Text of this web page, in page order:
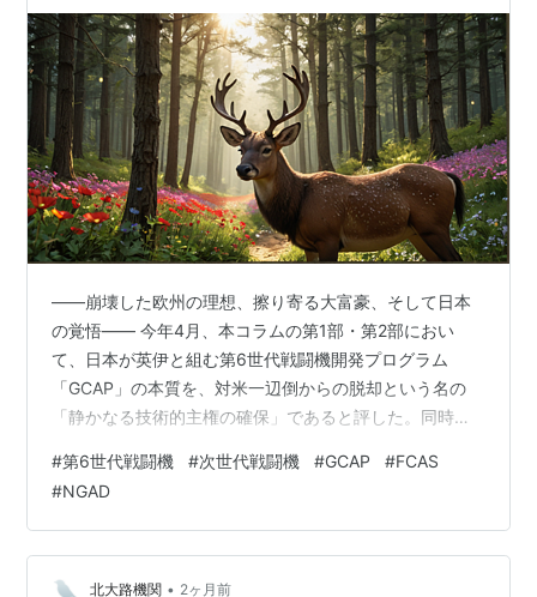
――崩壊した欧州の理想、擦り寄る大富豪、そして日本
の覚悟―― 今年4月、本コラムの第1部・第2部におい
て、日本が英伊と組む第6世代戦闘機開発プログラム
「GCAP」の本質を、対米一辺倒からの脱却という名の
「静かなる技術的主権の確保」であると評した。同時
を、「タイフーンの悪夢の再現」として予言した。 あれ
からわずか2ヶ月。昨日、2026年6月8日、歴史は予想通
りの、しかし最悪の形で動いた。 マクロン仏大統領とメ
ルツ独首相の間で、FCAS計画の「正式な終了・中止」が
合意、発表されたのだ。知的財産（IP）をブラックボッ
#第6世代戦闘機 #次世代戦闘機 #GCAP #FCAS
#NGAD
北大路機関 • 2ヶ月前